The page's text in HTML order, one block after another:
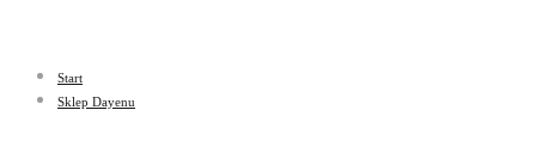
God
Start
Sklep Dayenu